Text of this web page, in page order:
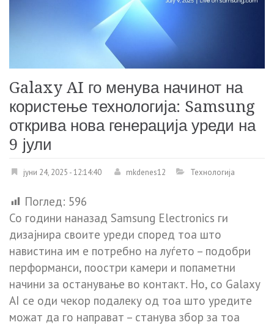
Galaxy AI го менува начинот на
користење технологија: Samsung
открива нова генерација уреди на
9 јули
јуни 24, 2025 - 12:14:40 mkdenes12 Технологија
Поглед: 596
Со години наназад Samsung Electronics ги
дизајнира своите уреди според тоа што
навистина им е потребно на луѓето – подобри
перформанси, поостри камери и попаметни
начини за останување во контакт. Но, со Galaxy
AI се оди чекор подалеку од тоа што уредите
можат да го направат – станува збор за тоа